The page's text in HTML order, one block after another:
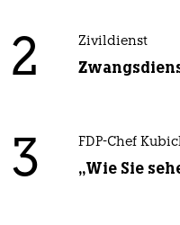
2 Zivildienst
3 FDP-Chef
„Wie Sie